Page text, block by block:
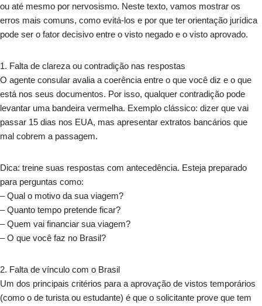
ou até mesmo por nervosismo. Neste texto, vamos mostrar os
erros mais comuns, como evitá-los e por que ter orientação jurídica
pode ser o fator decisivo entre o visto negado e o visto aprovado.
1.⁠ ⁠Falta de clareza ou contradição nas respostas
O agente consular avalia a coerência entre o que você diz e o que
está nos seus documentos. Por isso, qualquer contradição pode
levantar uma bandeira vermelha. Exemplo clássico: dizer que vai
passar 15 dias nos EUA, mas apresentar extratos bancários que
mal cobrem a passagem.
Dica: treine suas respostas com antecedência. Esteja preparado
para perguntas como:
– Qual o motivo da sua viagem?
– Quanto tempo pretende ficar?
– Quem vai financiar sua viagem?
– O que você faz no Brasil?
2.⁠ ⁠Falta de vínculo com o Brasil
Um dos principais critérios para a aprovação de vistos temporários
(como o de turista ou estudante) é que o solicitante prove que tem